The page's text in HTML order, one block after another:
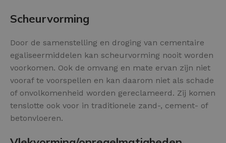
Scheurvorming
Door de samenstelling en droging van cementaire
egaliseermiddelen kan scheurvorming nooit worden
voorkomen. Ook de omvang en mate ervan zijn niet
vooraf te voorspellen en kan daarom niet als schade
of onvolkomenheid worden gereclameerd. Zij komen
tenslotte ook voor in traditionele zand-, cement- of
betonvloeren.